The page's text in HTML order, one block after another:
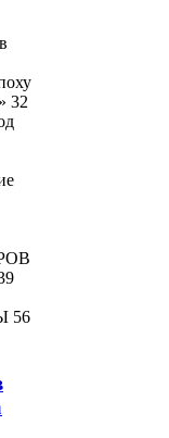
32
56